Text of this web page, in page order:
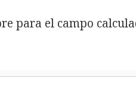
para el campo